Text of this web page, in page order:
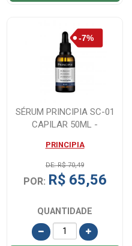
SÉRUM PRINCIPIA SC-01
CAPILAR 50ML -
PRINCIPIA
DE: R$ 70,49
POR: R$ 65,56
QUANTIDADE